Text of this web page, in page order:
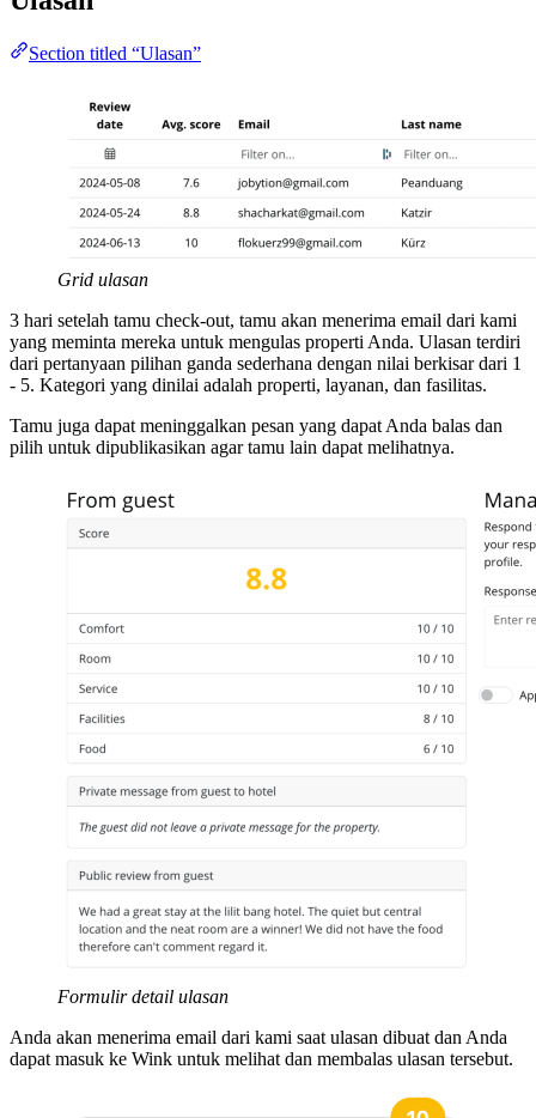
Section titled “Ulasan”
Grid ulasan
3 hari setelah tamu check-out, tamu akan menerima email dari kami
yang meminta mereka untuk mengulas properti Anda. Ulasan terdiri
dari pertanyaan pilihan ganda sederhana dengan nilai berkisar dari 1
- 5. Kategori yang dinilai adalah properti, layanan, dan fasilitas.
Tamu juga dapat meninggalkan pesan yang dapat Anda balas dan
pilih untuk dipublikasikan agar tamu lain dapat melihatnya.
Formulir detail ulasan
Anda akan menerima email dari kami saat ulasan dibuat dan Anda
dapat masuk ke Wink untuk melihat dan membalas ulasan tersebut.